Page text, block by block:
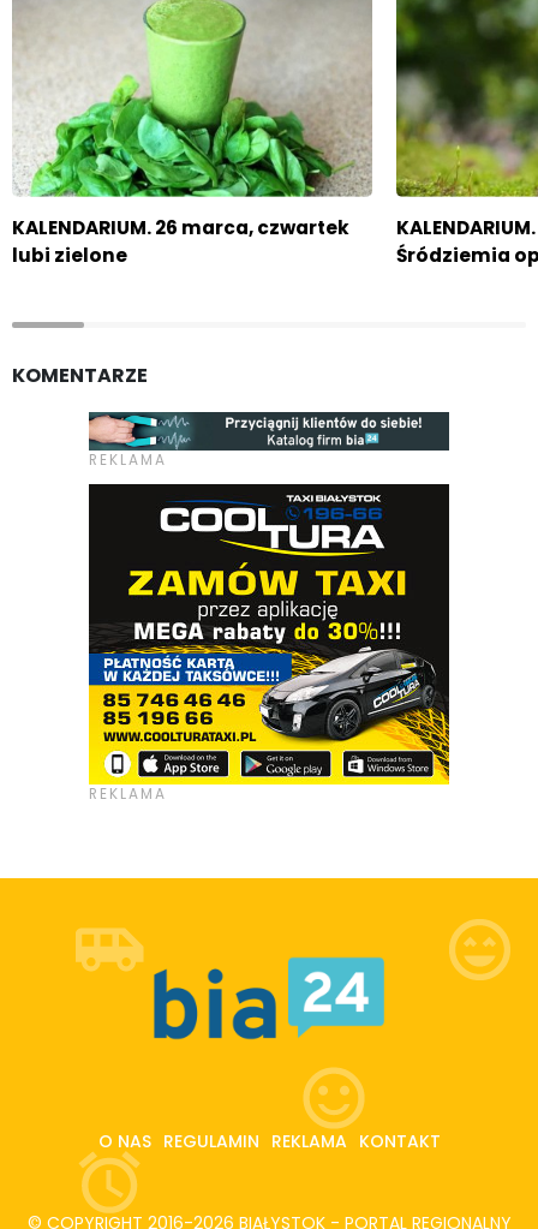
KALENDARIUM. 26 marca, czwartek
lubi zielone
Śródziemia
KOMENTARZE
O NAS REGULAMIN REKLAMA KONTAKT
© COPYRIGHT 2016-2026 BIAŁYSTOK - PORTAL REGIONALNY